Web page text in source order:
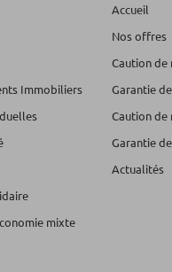
Immobiliers
mixte
Accueil
Nos offres
Caution de
Garantie
Caution de
Garantie
Actualités